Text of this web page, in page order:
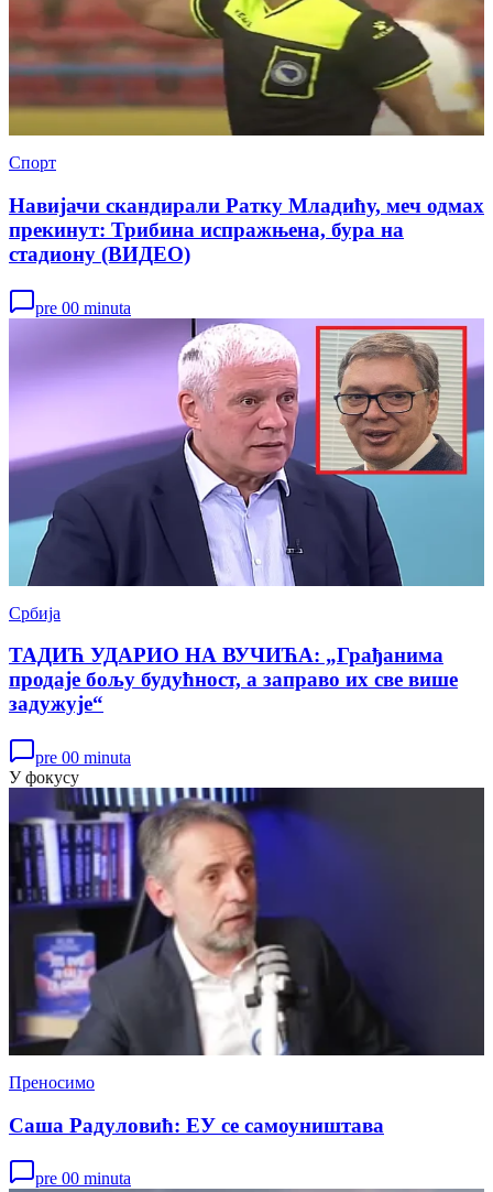
Спорт
Навијачи скандирали Ратку Младићу, меч одмах
прекинут: Трибина испражњена, бура на
стадиону (ВИДЕО)
pre 00 minuta
Србија
ТАДИЋ УДАРИО НА ВУЧИЋА: „Грађанима
продаје бољу будућност, а заправо их све више
задужује“
pre 00 minuta
У фокусу
Преносимо
Саша Радуловић: ЕУ се самоуништава
pre 00 minuta